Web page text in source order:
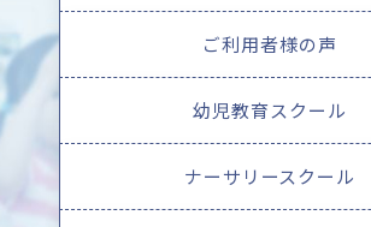
ご利用者様の声
幼児教育スクール
ナーサリースクール